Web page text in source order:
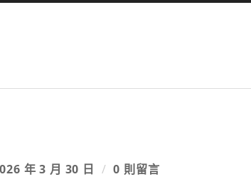
年 3 月 30 日 / 0 則留言